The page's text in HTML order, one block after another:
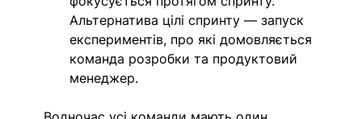
Альтернатива цілі спринту — запуск
експериментів, про які домовляється
команда розробки та продуктовий
менеджер.